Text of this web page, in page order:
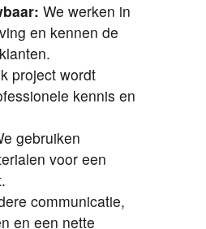
We werken in
en kennen de
project wordt
kennis en
gebruiken
voor een
communicatie,
en een nette